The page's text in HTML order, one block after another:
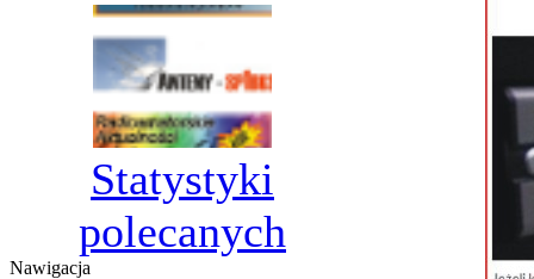
Statystyki
polecanych
Nawigacja